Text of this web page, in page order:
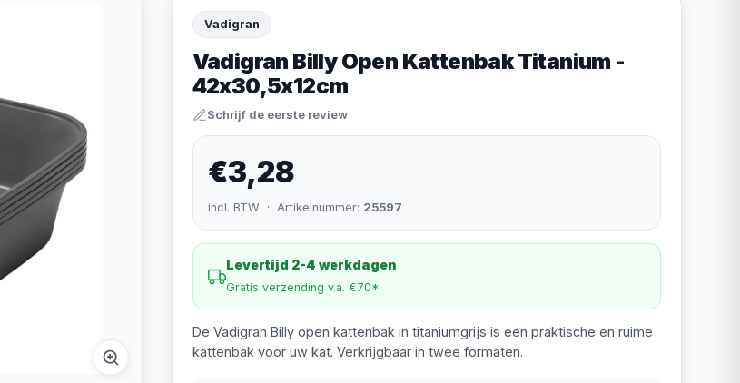
Vadigran
Vadigran Billy Open Kattenbak Titanium -
42x30,5x12cm
Schrijf de eerste review
€3,28
incl. BTW · Artikelnummer: 25597
Levertijd 2-4 werkdagen
Gratis verzending v.a. €70*
De Vadigran Billy open kattenbak in titaniumgrijs is een praktische en ruime
kattenbak voor uw kat. Verkrijgbaar in twee formaten.